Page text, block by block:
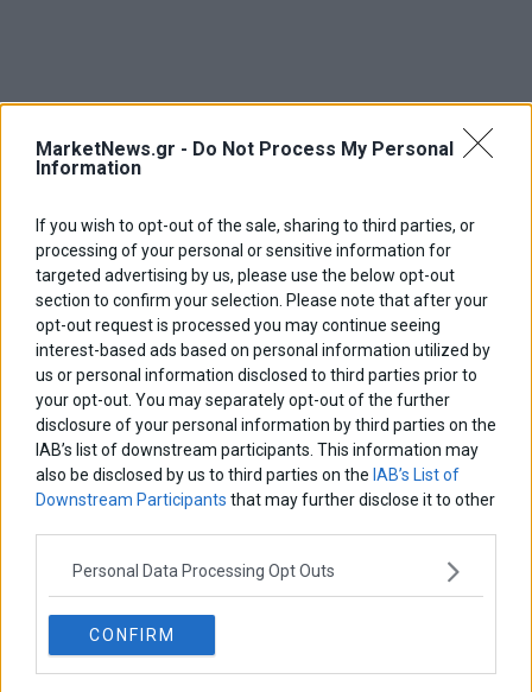
MarketNews.gr - Do Not Process My Personal
Information
If you wish to opt-out of the sale, sharing to third parties, or
processing of your personal or sensitive information for
targeted advertising by us, please use the below opt-out
section to confirm your selection. Please note that after your
opt-out request is processed you may continue seeing
interest-based ads based on personal information utilized by
us or personal information disclosed to third parties prior to
your opt-out. You may separately opt-out of the further
disclosure of your personal information by third parties on the
IAB’s list of downstream participants. This information may
also be disclosed by us to third parties on the IAB’s List of
Downstream Participants that may further disclose it to other
Personal Data Processing Opt Outs
CONFIRM
ΑΡΘΡΟΓΡΑΦΟΙ
Ελευθερία Κούρταλη
Οι «τιμωροί» των ομολόγων επέστρεψαν
Εύη Φραγκάκη
Σταματίνα Σταματάκου